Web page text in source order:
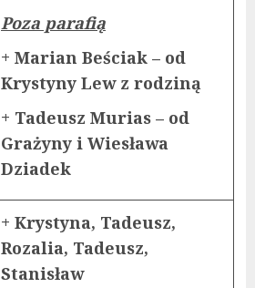
Poza parafią
+ Marian Beściak – od
Krystyny Lew z rodziną
+ Tadeusz Murias – od
Grażyny i Wiesława
Dziadek
+ Krystyna, Tadeusz,
Rozalia, Tadeusz,
Stanisław